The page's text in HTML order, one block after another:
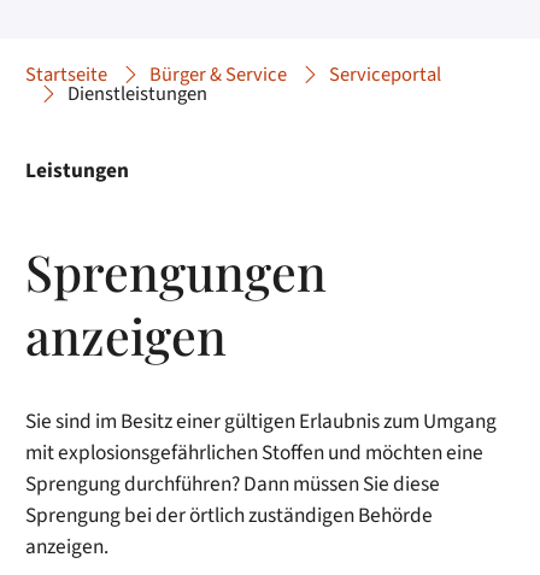
Startseite Bürger & Service Serviceportal
Dienstleistungen
Leistungen
Sprengungen
anzeigen
Sie sind im Besitz einer gültigen Erlaubnis zum Umgang
mit explosionsgefährlichen Stoffen und möchten eine
Sprengung durchführen? Dann müssen Sie diese
Sprengung bei der örtlich zuständigen Behörde
anzeigen.